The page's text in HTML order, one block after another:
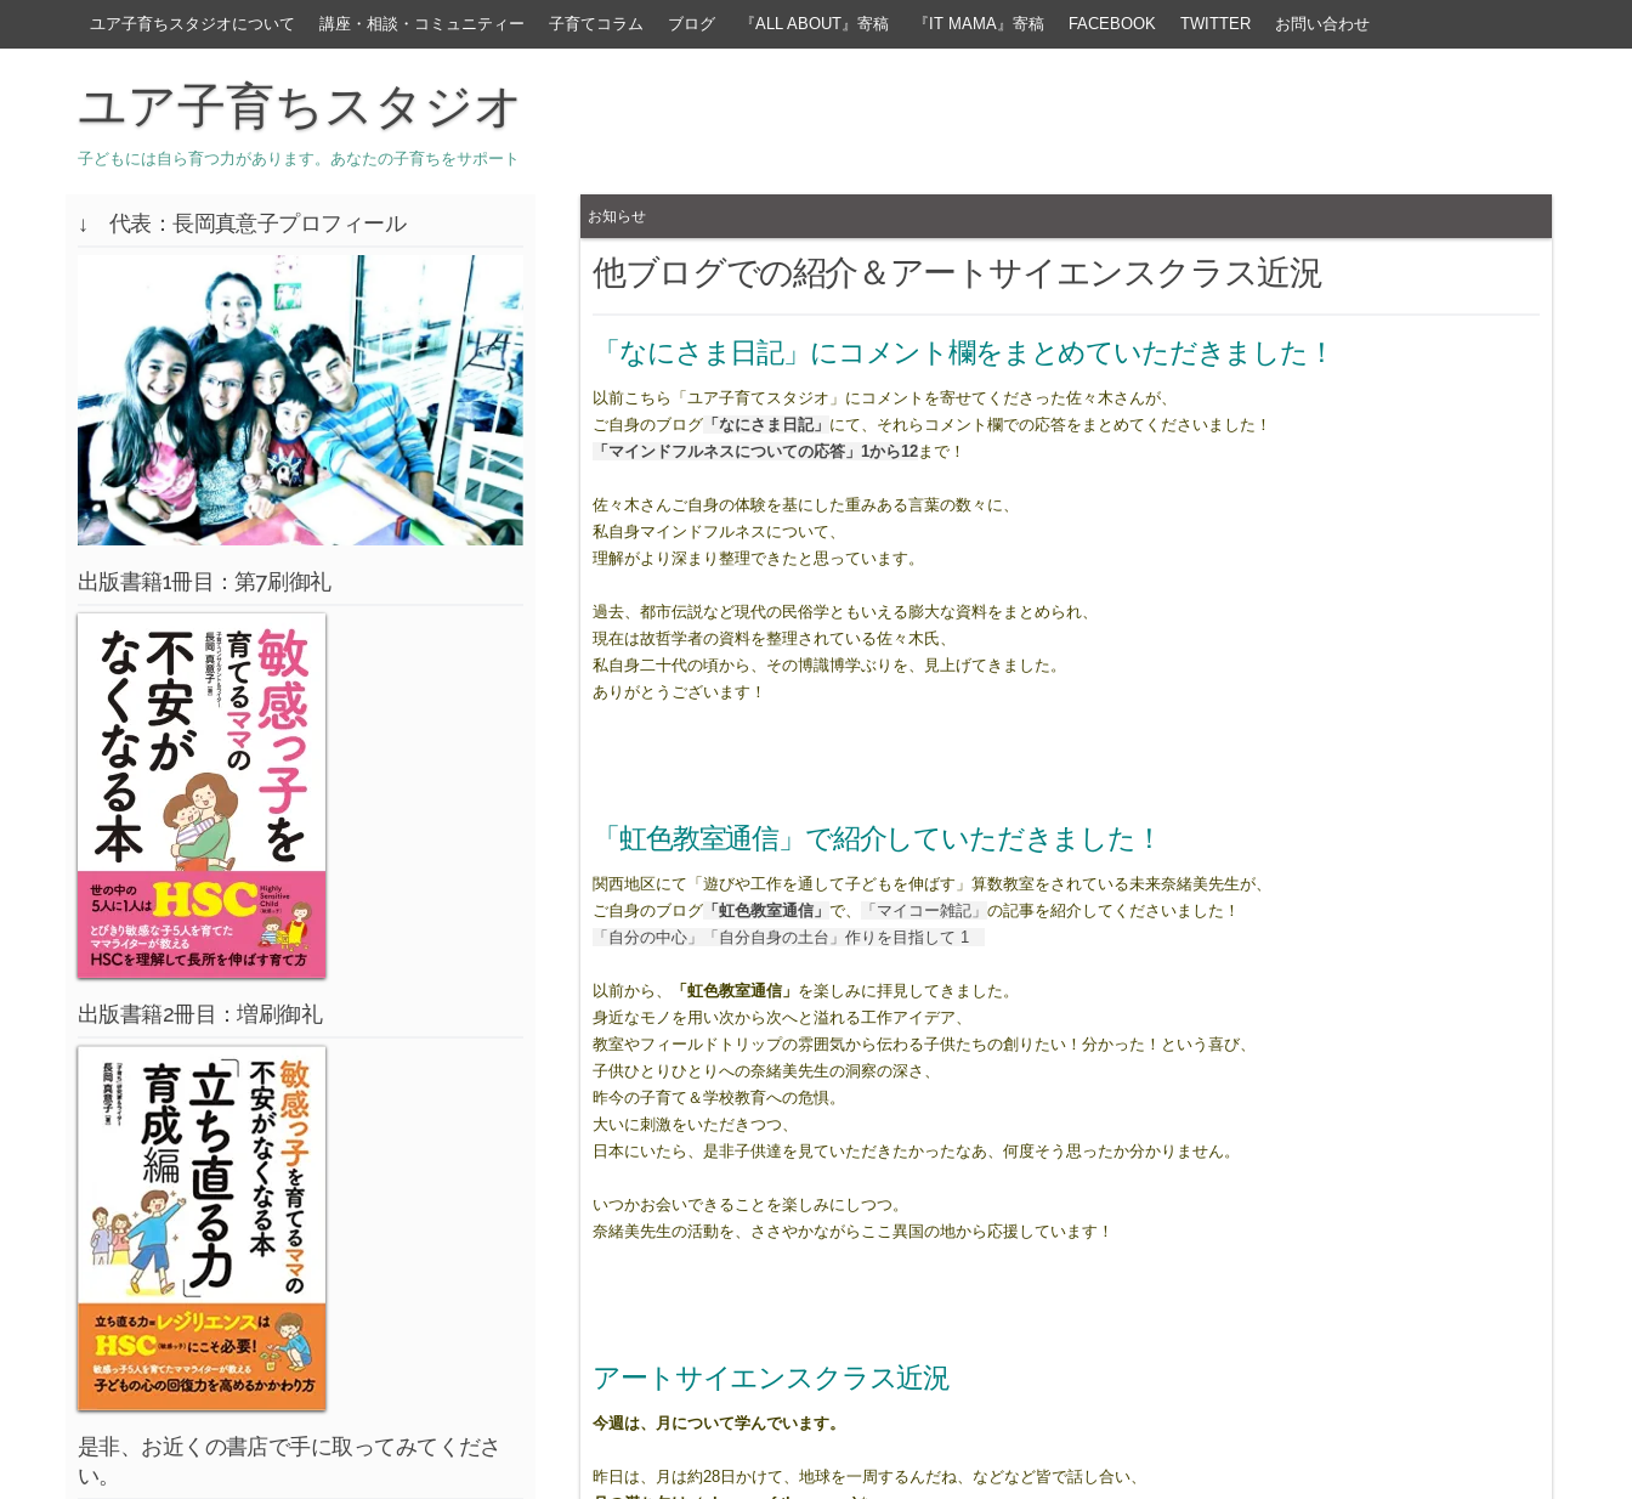
ユア子育ちスタジオについて 講座・相談・コミュニティー 子育てコラム ブログ 『ALL ABOUT』寄稿 『IT MAMA』寄稿 FACEBOOK TWITTER お問い合わせ
ユア子育ちスタジオ
子どもには自ら育つ力があります。あなたの子育ちをサポート
お知らせ
他ブログでの紹介＆アートサイエンスクラス近況
「なにさま日記」にコメント欄をまとめていただきました！
以前こちら「ユア子育てスタジオ」にコメントを寄せてくださった佐々木さんが、
ご自身のブログ 「なにさま日記」 にて、それらコメント欄での応答をまとめてくださいました！
「マインドフルネスについての応答」1から12 まで！
佐々木さんご自身の体験を基にした重みある言葉の数々に、
私自身マインドフルネスについて、
理解がより深まり整理できたと思っています。
過去、都市伝説など現代の民俗学ともいえる膨大な資料をまとめられ、
現在は故哲学者の資料を整理されている佐々木氏、
私自身二十代の頃から、その博識博学ぶりを、見上げてきました。
ありがとうございます！
「虹色教室通信」で紹介していただきました！
関西地区にて「遊びや工作を通して子どもを伸ばす」算数教室をされている未来奈緒美先生が、
ご自身のブログ 「虹色教室通信」で、 「マイコー雑記」の記事を紹介してくださいました！
「自分の中心」「自分自身の土台」作りを目指して 1
以前から、 「虹色教室通信」 を楽しみに拝見してきました。
身近なモノを用い次から次へと溢れる工作アイデア、
教室やフィールドトリップの雰囲気から伝わる子供たちの創りたい！分かった！という喜び、
子供ひとりひとりへの奈緒美先生の洞察の深さ、
昨今の子育て＆学校教育への危惧。
大いに刺激をいただきつつ、
日本にいたら、是非子供達を見ていただきたかったなあ、何度そう思ったか分かりません。
いつかお会いできることを楽しみにしつつ。
奈緒美先生の活動を、ささやかながらここ異国の地から応援しています！
アートサイエンスクラス近況
今週は、月について学んでいます。
昨日は、月は約28日かけて、地球を一周するんだね、などなど皆で話し合い、
↓ 代表：長岡真意子プロフィール
出版書籍1冊目：第7刷御礼
出版書籍2冊目：増刷御礼
是非、お近くの書店で手に取ってみてくださ
い。